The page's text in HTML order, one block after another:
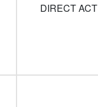
DIRECT